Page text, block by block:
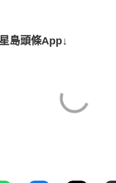
島頭條App↓